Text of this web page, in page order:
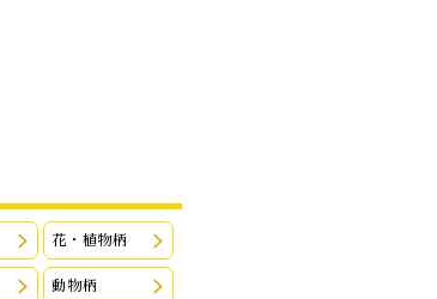
花・植物柄
動物柄